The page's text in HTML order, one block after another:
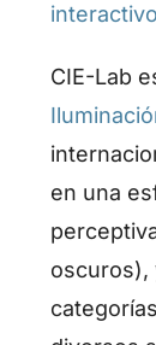
CIE-Lab
en una
oscuros),